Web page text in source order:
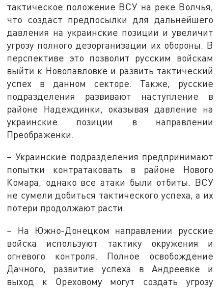
тактическое положение ВСУ на реке Волчья,
что создаст предпосылки для дальнейшего
давления на украинские позиции и увеличит
угрозу полного дезорганизации их обороны. В
перспективе это позволит русским войскам
выйти к Новопавловке и развить тактический
успех в данном секторе. Также, русские
подразделения развивают наступление в
районе Надеждинки, оказывая давление на
украинские позиции в направлении
Преображенки.
– Украинские подразделения предпринимают
попытки контратаковать в районе Нового
Комара, однако все атаки были отбиты. ВСУ
не сумели добиться тактического успеха, а их
потери продолжают расти.
– На Южно-Донецком направлении русские
войска используют тактику окружения и
огневого контроля. Полное освобождение
Дачного, развитие успеха в Андреевке и
выход к Ореховому могут создать угрозу